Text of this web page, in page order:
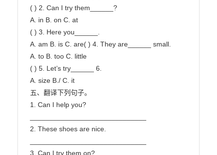
( ) 2. Can I try them______?
A. in B. on C. at
( ) 3. Here you______.
A. am B. is C. are( ) 4. They are______ small.
A. to B. too C. little
( ) 5. Let’s try______ 6.
A. size B./ C. it
五、翻译下列句子。
1. Can I help you?
2. These shoes are nice.
3. Can I try them on?